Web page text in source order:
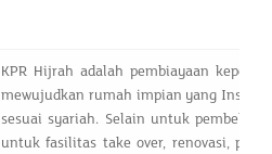
KPR Hijrah adalah pembiayaan
mewujudkan rumah impian yang
sesuai syariah. Selain untuk pembelian
untuk fasilitas take over, renovasi,